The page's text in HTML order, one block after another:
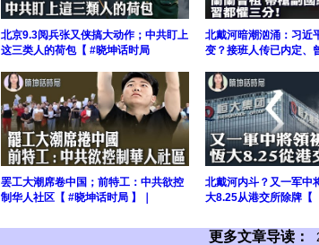
北京9.3阅兵张又侠搞大动作；中共盯上
这三类人的荷包【 #晓坤话时局
北戴河暗潮汹涌：习近
变？接班人传已内定、
罢工大潮席卷中国；前特工：中共欲控
制华人社区【 #晓坤话时局 】｜
北戴河内斗？又一军中
大8.25从港交所除牌【
更多文章导读：